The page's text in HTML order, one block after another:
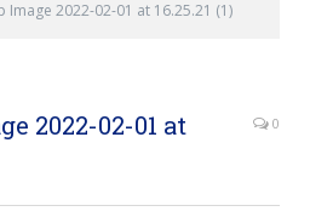
Image 2022-02-01 at 16.25.21 (1)
2022-02-01 at
0